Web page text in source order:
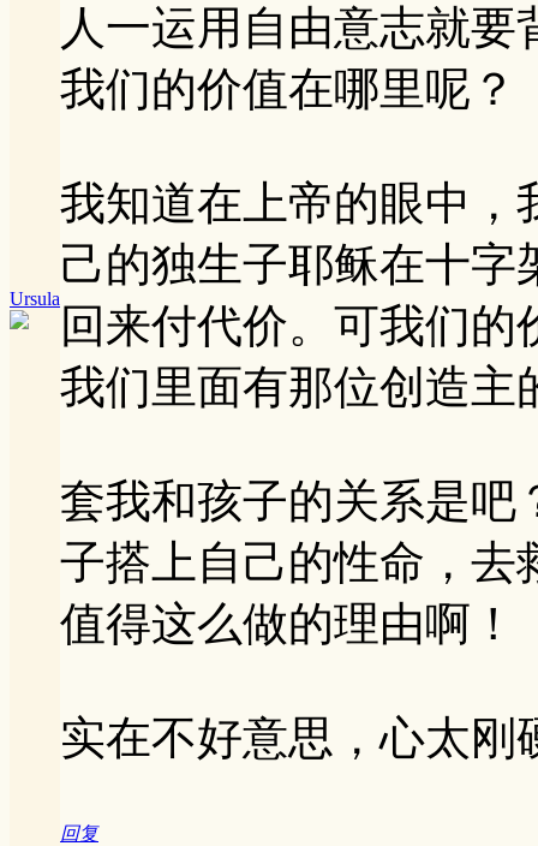
Ursula
人一运用自由意志就
我们的价值在哪里呢？
我知道在上帝的眼中，
己的独生子耶稣在十
回来付代价。可我们
我们里面有那位创造主
套我和孩子的关系是吧
子搭上自己的性命，去
值得这么做的理由啊！
实在不好意思，心太
回复